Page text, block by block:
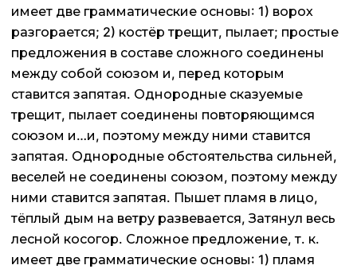
имеет две грамматические основы: 1) ворох
разгорается; 2) костёр трещит, пылает; простые
предложения в составе сложного соединены
между собой союзом и, перед которым
ставится запятая. Однородные сказуемые
трещит, пылает соединены повторяющимся
союзом и…и, поэтому между ними ставится
запятая. Однородные обстоятельства сильней,
веселей не соединены союзом, поэтому между
ними ставится запятая. Пышет пламя в лицо,
тёплый дым на ветру развевается, Затянул весь
лесной косогор. Сложное предложение, т. к.
имеет две грамматические основы: 1) пламя